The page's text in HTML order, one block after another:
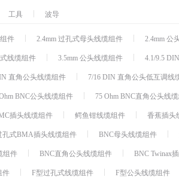
振荡器/合成器
放大器
波导
混频器
滤波器
耦合器
射频连接器
工具 波导
件 2.4mm 过孔式母头线缆组件 2.4mm 公
线缆组件 3.5mm 公头线缆组件 4.1/9.5
直角公头线缆组件 7/16 DIN 直角公头低互调线
BNC公头线缆组件 75 Ohm BNC直角公头线
插头线缆组件 鳄鱼钳线缆组件 香蕉插头
孔式BMA插头线缆组件 BNC母头线缆组件
组件 BNC直角公头线缆组件 BNC Twinax
件 F型过孔式线缆组件 F型公头线缆组件